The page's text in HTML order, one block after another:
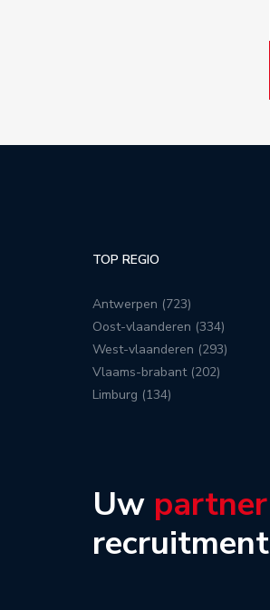
TOP REGIO
Antwerpen (723)
Oost-vlaanderen (334)
West-vlaanderen (293)
Vlaams-brabant (202)
Limburg (134)
Uw partner
recruitment